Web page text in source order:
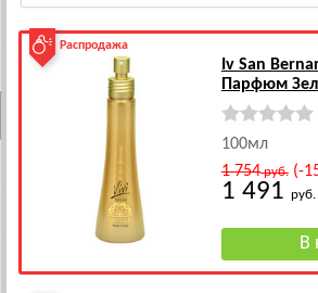
Распродажа
Iv San
Парфюм
100мл
1 754руб.(-
1 491 руб.